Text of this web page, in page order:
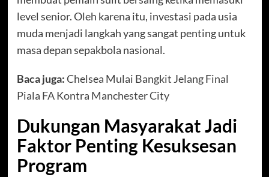
level senior. Oleh karena itu, investasi pada usia
muda menjadi langkah yang sangat penting untuk
masa depan sepakbola nasional.
Baca juga:Chelsea Mulai Bangkit Jelang Final
Piala FA Kontra Manchester City
Dukungan Masyarakat Jadi
Faktor Penting Kesuksesan
Program